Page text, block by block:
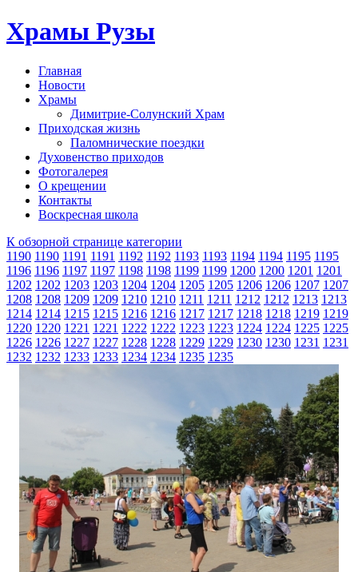
Храмы Рузы
Главная
Новости
Храмы
Димитрие-Солунский Храм
Приходская жизнь
Паломнические поездки
Духовенство приходов
Фотогалерея
О крещении
Контакты
Воскресная школа
К обзорной странице категории
1190 1190 1191 1191 1192 1192 1193 1193 1194 1194 1195 1195
1196 1196 1197 1197 1198 1198 1199 1199 1200 1200 1201 1201
1202 1202 1203 1203 1204 1204 1205 1205 1206 1206 1207 1207
1208 1208 1209 1209 1210 1210 1211 1211 1212 1212 1213 1213
1214 1214 1215 1215 1216 1216 1217 1217 1218 1218 1219 1219
1220 1220 1221 1221 1222 1222 1223 1223 1224 1224 1225 1225
1226 1226 1227 1227 1228 1228 1229 1229 1230 1230 1231 1231
1232 1232 1233 1233 1234 1234 1235 1235